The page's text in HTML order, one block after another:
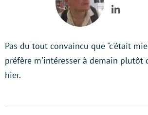
LinkedIn
Pas du tout convaincu que "c'était
préfère m'intéresser à demain plutôt
hier.